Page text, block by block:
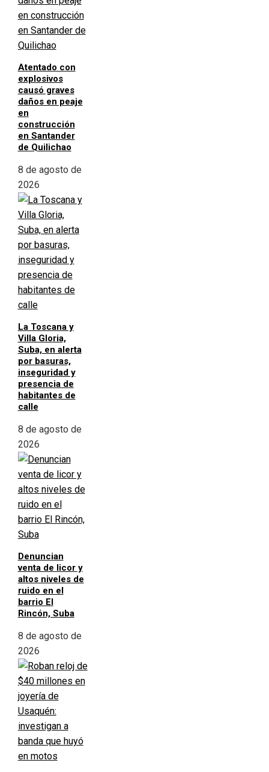
Atentado con
explosivos
causó graves
daños en peaje
en
construcción
en Santander
de Quilichao
8 de agosto de
2026
La Toscana y
Villa Gloria,
Suba, en alerta
por basuras,
inseguridad y
presencia de
habitantes de
calle
8 de agosto de
2026
Denuncian
venta de licor y
altos niveles de
ruido en el
barrio El
Rincón, Suba
8 de agosto de
2026